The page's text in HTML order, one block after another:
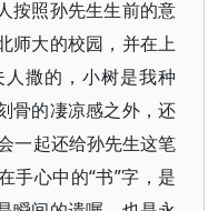
按照孙先生生前的意
师大的校园，并在上
撒的，小树是我种
骨的凄凉感之外，还
一起还给孙先生这笔
手心中的“书”字，是